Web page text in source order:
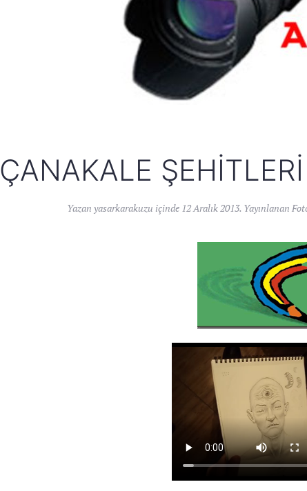
ÇANAKALE
Yazan yasarkarakuzu içinde 12 Aralık 2013. Yayınlanan